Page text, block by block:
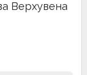
Верхувена